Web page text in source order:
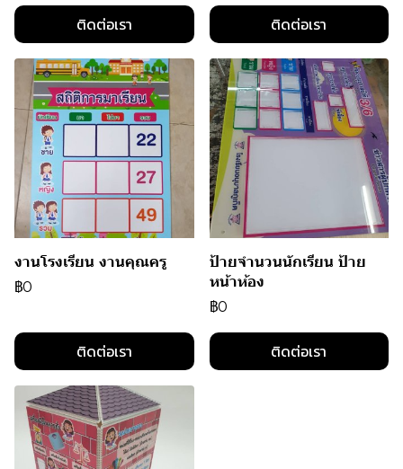
ติดต่อเรา ติดต่อเรา
งานโรงเรียน งานคุณครู
฿0
ติดต่อเรา
ป้ายจำนวนนักเรียน ป้าย
หน้าห้อง
฿0
ติดต่อเรา